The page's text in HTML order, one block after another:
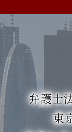
弁護士
東